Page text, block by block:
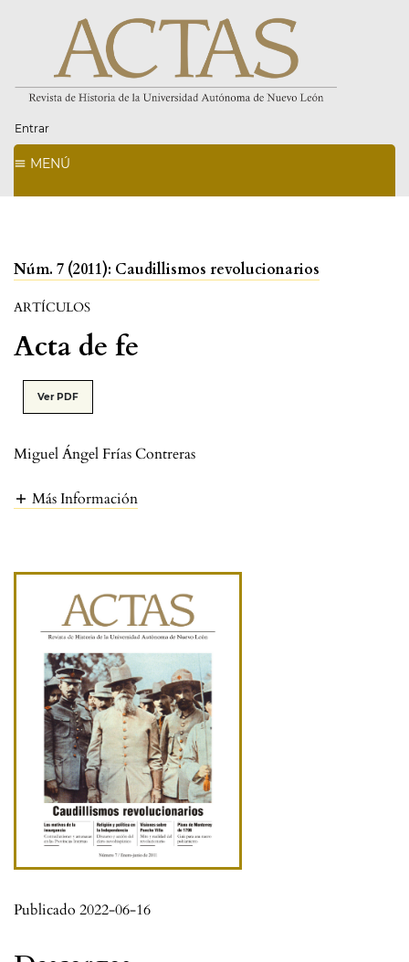
Entrar
MENÚ
Núm. 7 (2011): Caudillismos revolucionarios
ARTÍCULOS
Acta de fe
Ver PDF
Miguel Ángel Frías Contreras
Más Información
Publicado 2022-06-16